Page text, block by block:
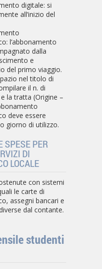
digitale: si
all’inizio del
l’abbonamento
dalla
e
del primo viaggio.
nel titolo di
il n. di
la tratta (Origine –
deve essere
giorno di utilizzo.
SPESE PER
DI
LOCALE
con sistemi
le carte di
assegni bancari e
dal contante.
studenti